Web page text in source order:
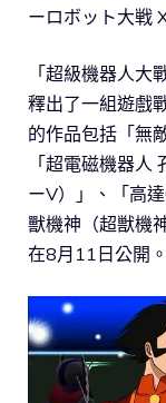
ーロボット大戦
「超級機器人大
釋出了一組遊戲
的作品包括「無
「超電磁機器
ーV）」、「高
獸機神（超獣機
在8月11日公開。